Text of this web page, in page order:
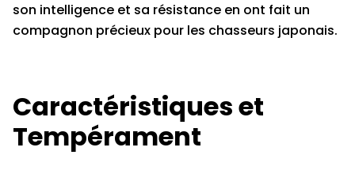
son intelligence et sa résistance en ont fait un
compagnon précieux pour les chasseurs japonais.
Caractéristiques et
Tempérament